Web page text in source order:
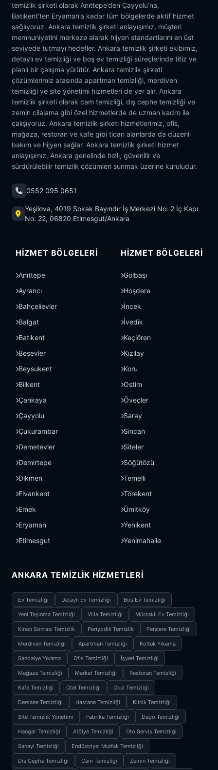
temizlik şirketi olarak Anıttepe’den Çayyolu’na,
Batıkent’ten Eryaman’a kadar tüm bölgelerde aktif hizmet
sağlıyoruz. Ankara temizlik şirketi anlayışımız, müşteri
memnuniyetini merkeze alarak hijyen standartlarını en üst
seviyede tutmayı hedefler. Ankara temizlik şirketi ekibimiz,
detaylı ev temizliği ve boş ev temizliği süreçlerinde titiz ve
planlı bir çalışma yürütür. Ankara temizlik şirketi
çözümlerimiz arasında apartman temizliği, merdiven
temizliği ve site yönetimi hizmetleri de yer alır. Ankara
temizlik şirketi olarak cam temizliği, dış cephe temizliği ve
zemin cilalama gibi özel hizmetlerde de uzman kadro ile
çalışıyoruz. Ankara temizlik şirketi hizmetlerimiz, ofis,
mağaza, restoran ve kafe gibi ticari alanlarda da düzenli
bakım ve hijyen sağlar. Ankara temizlik şirketi hizmet
anlayışımız, Ankara genelinde hızlı, güvenilir ve
sürdürülebilir temizlik çözümleri sunmak üzerine kuruludur.
0552 095 0651
Yeşilova, 4019 Sokak Bayındır İş Merkezi No: 2 İç Kapı
No: 22, 06820 Etimesgut/Ankara
HIZMET BÖLGELERI
Anıttepe
Ayrancı
Bahçelievler
Balgat
Batıkent
Beşevler
Beysukent
Bilkent
Çankaya
Çayyolu
Çukurambar
Demetevler
Demirtepe
Dikmen
Elvankent
Emek
Eryaman
Etimesgut
HIZMET BÖLGELERI
Gölbaşı
Hoşdere
İncek
İvedik
Keçiören
Kızılay
Koru
Ostim
Öveçler
Saray
Sincan
Siteler
Söğütözü
Temelli
Törekent
Ümitköy
Yenikent
Yenimahalle
ANKARA TEMIZLIK HIZMETLERI
Ev Temizliği Detaylı Ev Temizliği Boş Ev Temizliği
Yeni Taşınma Temizliği Villa Temizliği Müstakil Ev Temizliği
Kiracı Sonrası Temizlik Periyodik Temizlik Pencere Temizliği
Merdiven Temizliği Apartman Temizliği Koltuk Yıkama
Sandalye Yıkama Ofis Temizliği İşyeri Temizliği
Mağaza Temizliği Market Temizliği Restoran Temizliği
Kafe Temizliği Otel Temizliği Okul Temizliği
Dersane Temizliği Hastane Temizliği Klinik Temizliği
Site Temizlik Yönetimi Fabrika Temizliği Depo Temizliği
Hangar Temizliği Atölye Temizliği Oto Servis Temizliği
Sanayi Temizliği Endüstriyel Mutfak Temizliği
Dış Cephe Temizliği Cam Temizliği Zemin Temizliği